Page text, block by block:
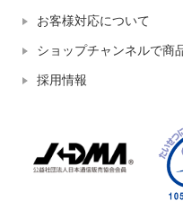
お客様対応について
ショップチャンネルで商
採用情報